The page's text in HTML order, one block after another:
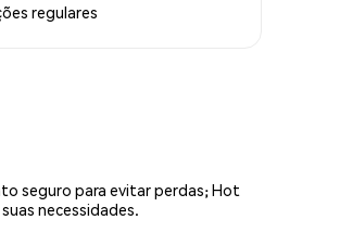
regulares
seguro para evitar perdas; Hot
necessidades.